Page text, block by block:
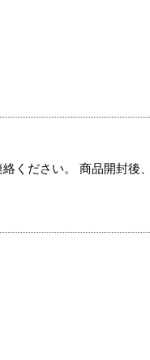
ください。 商品開封後